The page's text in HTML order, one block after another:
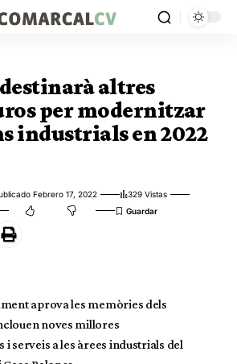
altres
per modernitzar
industrials en 2022
Febrero 17, 2022
329 Vistas
aprova les memòries dels
noves millores
i serveis a les àrees industrials del